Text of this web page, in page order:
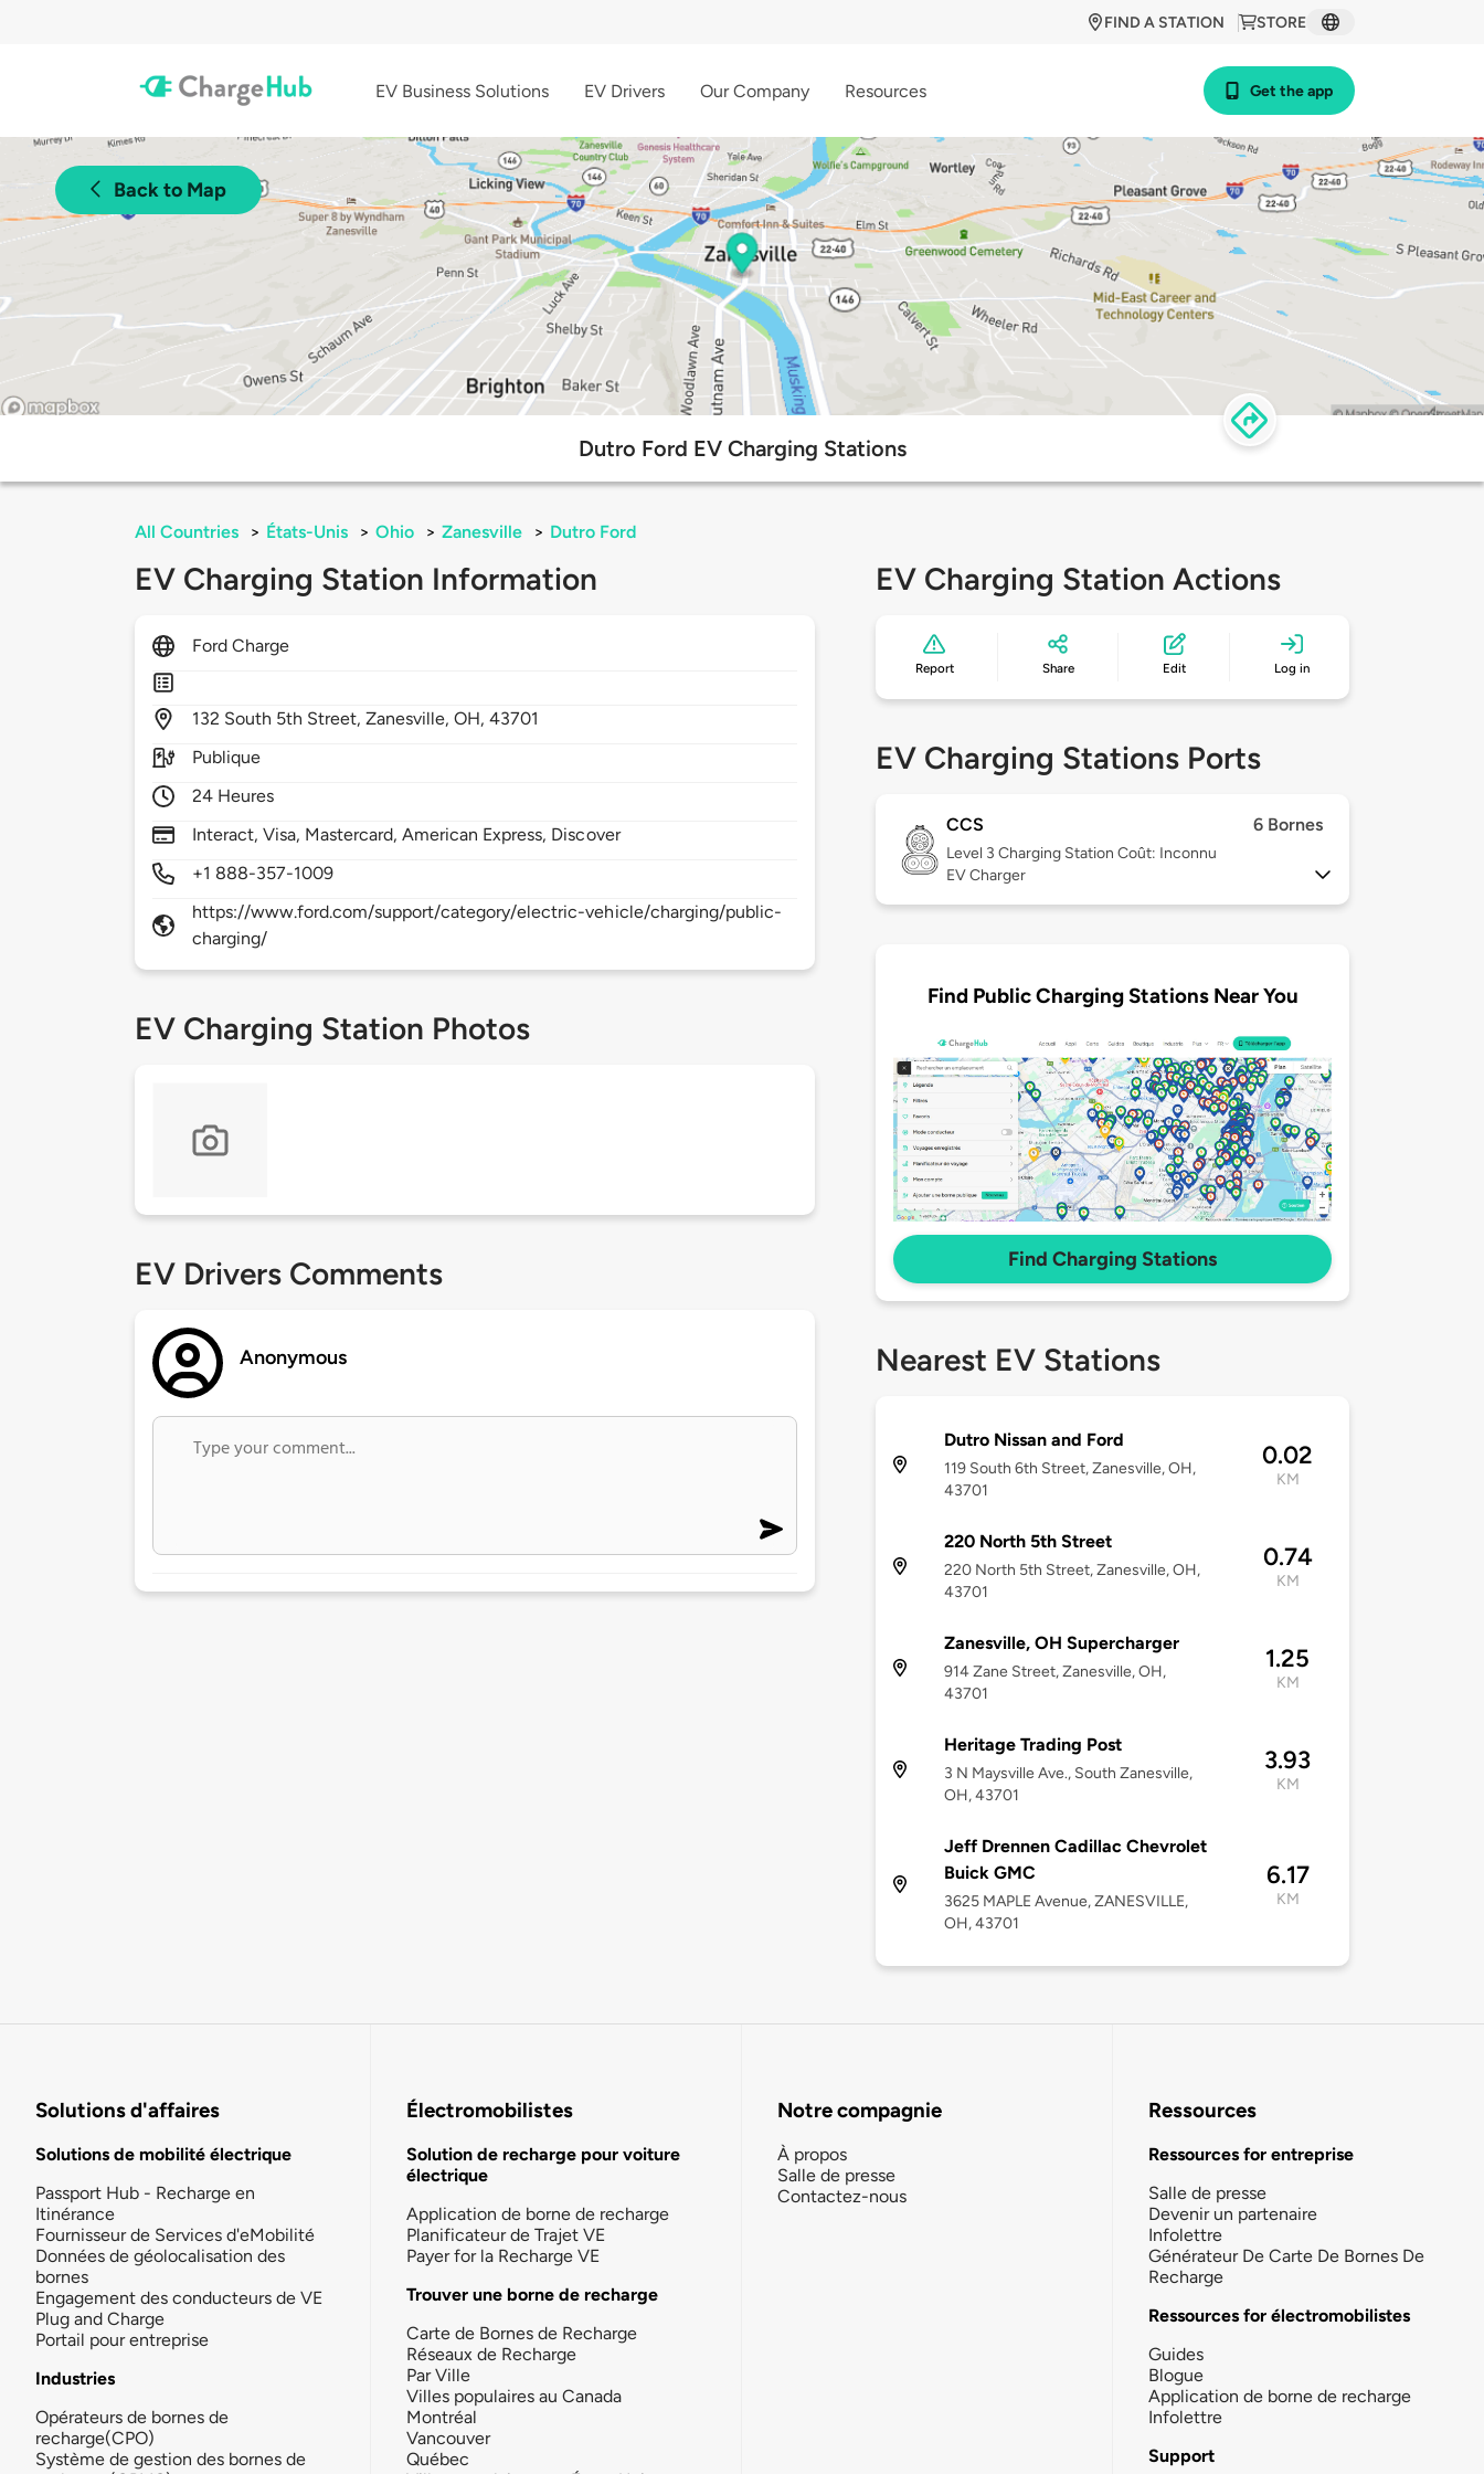
STORE
FIND A STATION
EV Business Solutions EV Drivers Our Company Resources Get the app
Back to Map
Dutro Ford EV Charging Stations
All Countries > États-Unis > Ohio > Zanesville > Dutro Ford
EV Charging Station Information
Ford Charge
132 South 5th Street,Zanesville,OH,43701
Publique
24 Heures
Interact, Visa, Mastercard, American Express, Discover
+1 888-357-1009
https://www.ford.com/support/category/electric-vehicle/charging/public-
charging/
EV Charging Station Photos
EV Drivers Comments
Anonymous
EV Charging Station Actions
Report Share Edit Log in
EV Charging Stations Ports
CCS 6 Bornes
Level 3 Charging Station Coût: Inconnu
EV Charger
Find Public Charging Stations Near You
Find Charging Stations
Nearest EV Stations
Dutro Nissan and Ford
119 South 6th Street, Zanesville, OH,
43701
0.02
KM
220 North 5th Street
220 North 5th Street, Zanesville, OH,
43701
0.74
KM
Zanesville, OH Supercharger
914 Zane Street, Zanesville, OH,
43701
1.25
KM
Heritage Trading Post
3 N Maysville Ave., South Zanesville,
OH, 43701
3.93
KM
Jeff Drennen Cadillac Chevrolet
Buick GMC
3625 MAPLE Avenue, ZANESVILLE,
OH, 43701
6.17
KM
Solutions d'affaires
Solutions de mobilité électrique
Passport Hub - Recharge en
Itinérance
Fournisseur de Services d'eMobilité
Données de géolocalisation des
bornes
Engagement des conducteurs de VE
Plug and Charge
Portail pour entreprise
Industries
Opérateurs de bornes de
recharge(CPO)
Système de gestion des bornes de
Électromobilistes
Solution de recharge pour voiture
électrique
Application de borne de recharge
Planificateur de Trajet VE
Payer for la Recharge VE
Trouver une borne de recharge
Carte de Bornes de Recharge
Réseaux de Recharge
Par Ville
Villes populaires au Canada
Montréal
Vancouver
Québec
Notre compagnie
À propos
Salle de presse
Contactez-nous
Ressources
Ressources for entreprise
Salle de presse
Devenir un partenaire
Infolettre
Générateur De Carte De Bornes De
Recharge
Ressources for électromobilistes
Guides
Blogue
Application de borne de recharge
Infolettre
Support